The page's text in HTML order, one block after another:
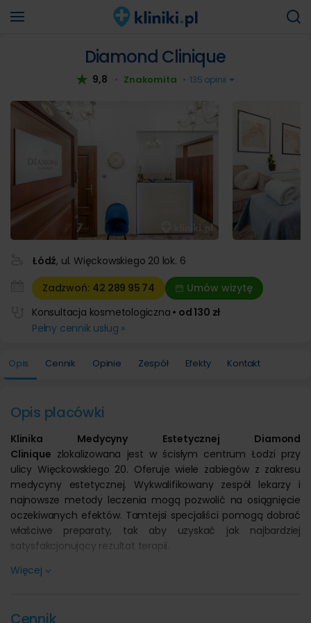
Diamond Clinique
9,8 • Znakomita • 135 opinii
Łódź, ul. Więckowskiego 20 lok. 6
Zadzwoń: 42 289 95 74
Umów wizytę
Konsultacja kosmetologiczna • od 130 zł
Pełny cennik usług »
Opis Cennik Opinie Zespół Efekty Kontakt
Opis placówki
Klinika Medycyny Estetycznej Diamond
Clinique zlokalizowana jest w ścisłym centrum Łodzi przy
ulicy Więckowskiego 20. Oferuje wiele zabiegów z zakresu
medycyny estetycznej. Wykwalifikowany zespół lekarzy i
najnowsze metody leczenia mogą pozwolić na osiągnięcie
oczekiwanych efektów. Tamtejsi specjaliści pomogą dobrać
właściwe preparaty, tak aby uzyskać jak najbardziej
satysfakcjonujący rezultat terapii.
Klinika zaprasza na
Więcej
Cennik